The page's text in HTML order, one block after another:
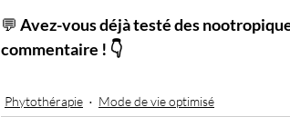
💬 Avez-vous déjà testé des
commentaire ! 👇
Phytothérapie Mode de vie optimisé